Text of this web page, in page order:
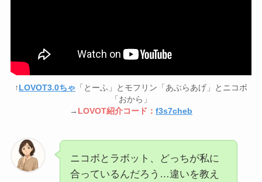
↑LOVOT3.0ちゃ 「とーふ」とモフリン「あぶらあげ」とニコボ
「おから」
→ LOVOT紹介コード： f3s7cheb
ニコボとラボット、どっちが私に
合っているんだろう…違いを教え